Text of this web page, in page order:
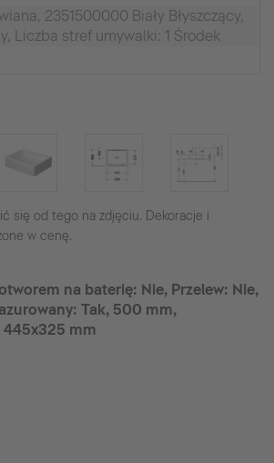
2351500000 Biały Błyszczący,
Liczba stref umywalki: 1 Środek
się od tego na zdjęciu. Dekoracje i
w cenę.
na baterię: Nie, Przelew: Nie,
Tak, 500 mm,
mm